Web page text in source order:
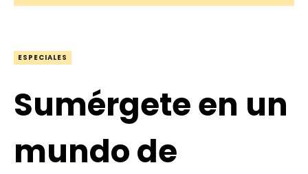
ESPECIALES
Sumérgete en un
mundo de